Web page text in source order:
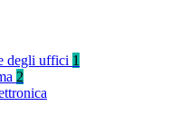
degli uffici 1
2